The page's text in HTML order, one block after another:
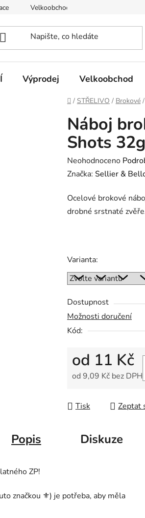
Velkoobchod
Výprodej Velkoobchod
Domů
/ STŘELIVO / Brokové /
Náboj
Shots 32g
Průměrné
hodnocení
je
0,0
Neohodnoceno
Značka: Sellier &
Ocelové brokové
drobné srstnaté
Varianta:
Dostupnost
Možnosti doručení
Kód:
od 11 Kč
od 9,09 Kč bez DPH
Tisk Zeptat
Popis Diskuze
ZP!
značkou ⚜︎) je potřeba, aby měla